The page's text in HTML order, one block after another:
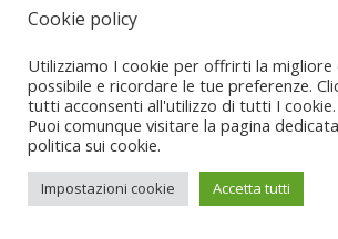
Luglio 2018
Giugno 2018
Maggio 2018
Aprile 2018
Marzo 2018
Febbraio 2018
Cookie policy
Utilizziamo I cookie per offrirti la migliore
possibile e ricordare le tue preferenze.
tutti acconsenti all'utilizzo di tutti I cookie.
Puoi comunque visitare la pagina
politica sui cookie.
Impostazioni cookie Accetta tutti